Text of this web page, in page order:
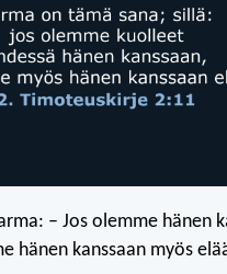
– Jos olemme hänen
hänen kanssaan myös